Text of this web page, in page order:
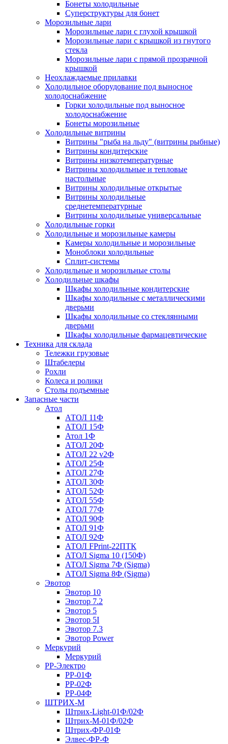
Бонеты холодильные
Суперструктуры для бонет
Морозильные лари
Морозильные лари с глухой крышкой
Морозильные лари с крышкой из гнутого
стекла
Морозильные лари с прямой прозрачной
крышкой
Неохлаждаемые прилавки
Холодильное оборудование под выносное
холодоснабжение
Горки холодильные под выносное
холодоснабжение
Бонеты морозильные
Холодильные витрины
Витрины "рыба на льду" (витрины рыбные)
Витрины кондитерские
Витрины низкотемпературные
Витрины холодильные и тепловые
настольные
Витрины холодильные открытые
Витрины холодильные
среднетемпературные
Витрины холодильные универсальные
Холодильные горки
Холодильные и морозильные камеры
Камеры холодильные и морозильные
Моноблоки холодильные
Сплит-системы
Холодильные и морозильные столы
Холодильные шкафы
Шкафы холодильные кондитерские
Шкафы холодильные с металлическими
дверьми
Шкафы холодильные со стеклянными
дверьми
Шкафы холодильные фармацевтические
Техника для склада
Тележки грузовые
Штабелеры
Рохли
Колеса и ролики
Столы подъемные
Запасные части
Атол
АТОЛ 11Ф
АТОЛ 15Ф
Атол 1Ф
АТОЛ 20Ф
АТОЛ 22 v2Ф
АТОЛ 25Ф
АТОЛ 27Ф
АТОЛ 30Ф
АТОЛ 52Ф
АТОЛ 55Ф
АТОЛ 77Ф
АТОЛ 90Ф
АТОЛ 91Ф
АТОЛ 92Ф
АТОЛ FPrint-22ПТК
АТОЛ Sigma 10 (150Ф)
АТОЛ Sigma 7Ф (Sigma)
АТОЛ Sigma 8Ф (Sigma)
Эвотор
Эвотор 10
Эвотор 7.2
Эвотор 5
Эвотор 5I
Эвотор 7.3
Эвотор Power
Меркурий
Меркурий
РР-Электро
РР-01Ф
РР-02Ф
РР-04Ф
ШТРИХ-М
Штрих-Light-01Ф/02Ф
Штрих-М-01Ф/02Ф
Штрих-ФР-01Ф
Элвес-ФР-Ф